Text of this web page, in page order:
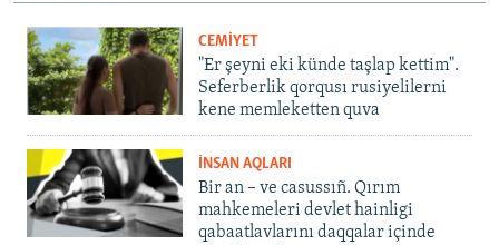
CEMİYET
"Er şeyni eki künde taşlap kettim".
Seferberlik qorqusı rusiyelilerni
kene memleketten quva
İNSAN AQLARI
Bir an – ve casussıñ. Qırım
mahkemeleri devlet hainligi
qabaatlavlarını daqqalar içinde